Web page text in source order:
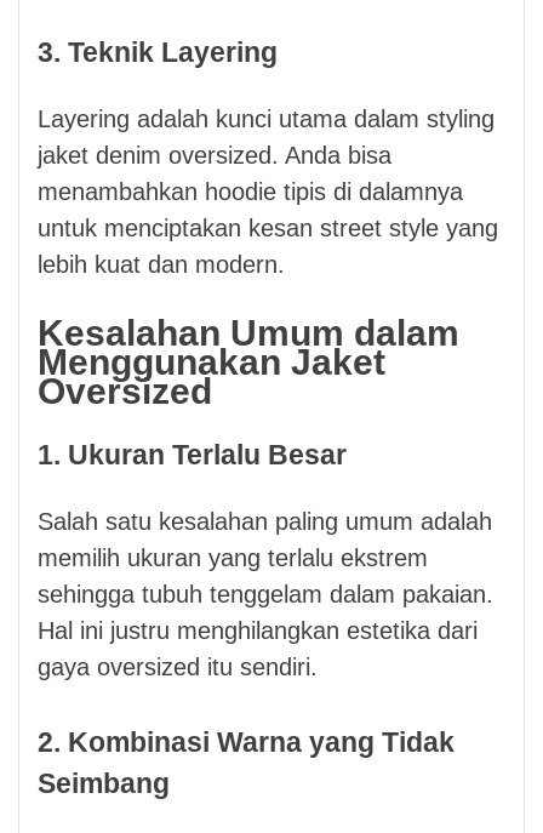
3. Teknik Layering
Layering adalah kunci utama dalam styling
jaket denim oversized. Anda bisa
menambahkan hoodie tipis di dalamnya
untuk menciptakan kesan street style yang
lebih kuat dan modern.
Kesalahan Umum dalam
Menggunakan Jaket
Oversized
1. Ukuran Terlalu Besar
Salah satu kesalahan paling umum adalah
memilih ukuran yang terlalu ekstrem
sehingga tubuh tenggelam dalam pakaian.
Hal ini justru menghilangkan estetika dari
gaya oversized itu sendiri.
2. Kombinasi Warna yang Tidak
Seimbang